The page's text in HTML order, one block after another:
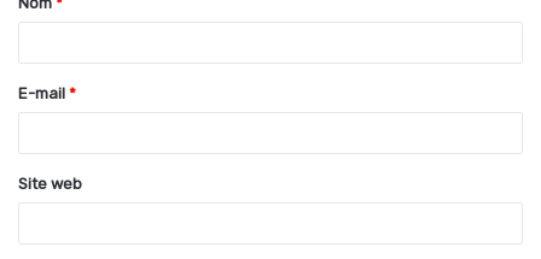
a
e
*
E-mail *
Site web